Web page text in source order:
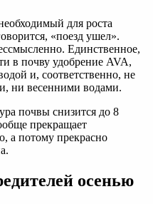
для роста
«поезд ушел».
Единственное,
в почву удобрение AVA,
и, соответственно, не
ни весенними водами.
почвы снизится до 8
прекращает
а потому прекрасно
осенью